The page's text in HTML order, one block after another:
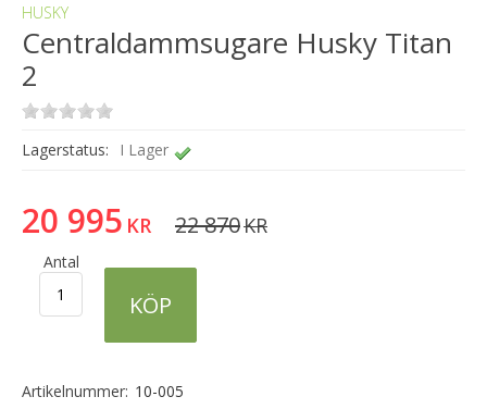
HUSKY
Centraldammsugare Husky Titan
2
Lagerstatus: I Lager
20 995 KR 22 870KR
Antal
KÖP
Artikelnummer: 10-005